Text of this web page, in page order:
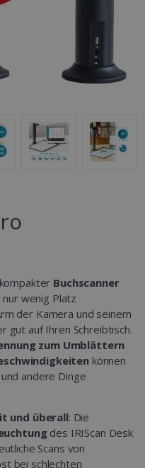
Buchscanner
nur wenig Platz
der Kamera und seinem
gut auf Ihren Schreibtisch.
zum Umblättern
können
andere Dinge
und überall: Die
des IRIScan Desk
Scans von
bei schlechten